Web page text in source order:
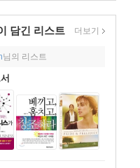
담긴 리스트 더보기
님의 리스트